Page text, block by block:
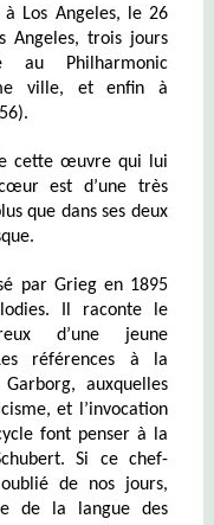
Los Angeles, le 26
Angeles, trois jours
Philharmonic
ville, et enfin à
cette œuvre qui lui
est d’une très
que dans ses deux
par Grieg en 1895
Il raconte le
d’une jeune
références à la
auxquelles
et l’invocation
font penser à la
Si ce chef-
de nos jours,
de la langue des